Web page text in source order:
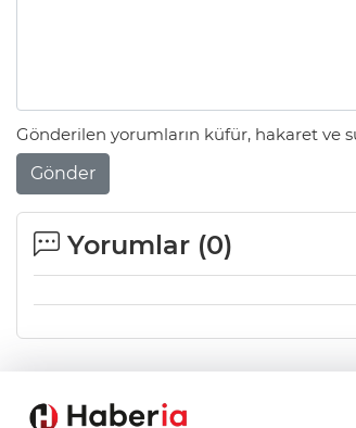
Gönderilen yorumların küfür, hakaret ve
Gönder
Yorumlar (0)